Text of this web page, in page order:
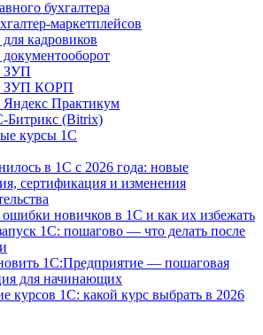
бухгалтера
маркетплейсов
кадровиков
ЗУП
ЗУП КОРП
Яндекс Практикум
Битрикс (Bitrix)
курсы 1С
в 1С с 2026 года: новые
сертификация и изменения
новичков в 1С и как их избежать
1С: пошагово — что делать после
1С:Предприятие — пошаговая
для начинающих
курсов 1С: какой курс выбрать в 2026